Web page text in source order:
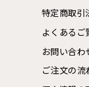
特定商取引
よくあるご
お問い合わ
ご注文の流